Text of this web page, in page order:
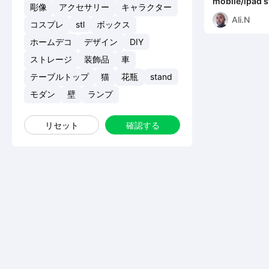
彫像
アクセサリー
キャラクター
コスプレ
stl
ボックス
ホームデコ
デザイン
DIY
ストレージ
装飾品
車
テーブルトップ
猫 花瓶
stand
モダン
壁 ランプ
リセット 確認する
Ali.N